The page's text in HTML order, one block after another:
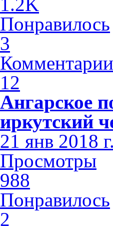
Понравилось
3
Комментарии
12
Ангарское
иркутский
21 янв 2018 г.
Просмотры
988
Понравилось
2